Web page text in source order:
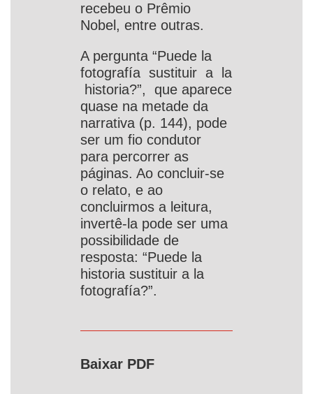
recebeu o Prêmio
Nobel, entre outras.
A pergunta “Puede la
fotografía sustituir a la
historia?”, que aparece
quase na metade da
narrativa (p. 144), pode
ser um fio condutor
para percorrer as
páginas. Ao concluir-se
o relato, e ao
concluirmos a leitura,
invertê-la pode ser uma
possibilidade de
resposta: “Puede la
historia sustituir a la
fotografía?”.
Baixar PDF